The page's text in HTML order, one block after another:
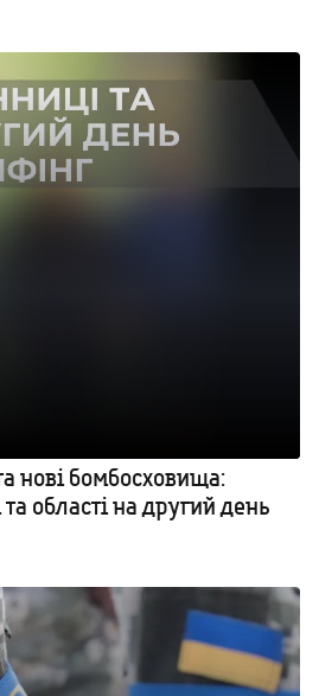
нові бомбосховища:
області на другий день